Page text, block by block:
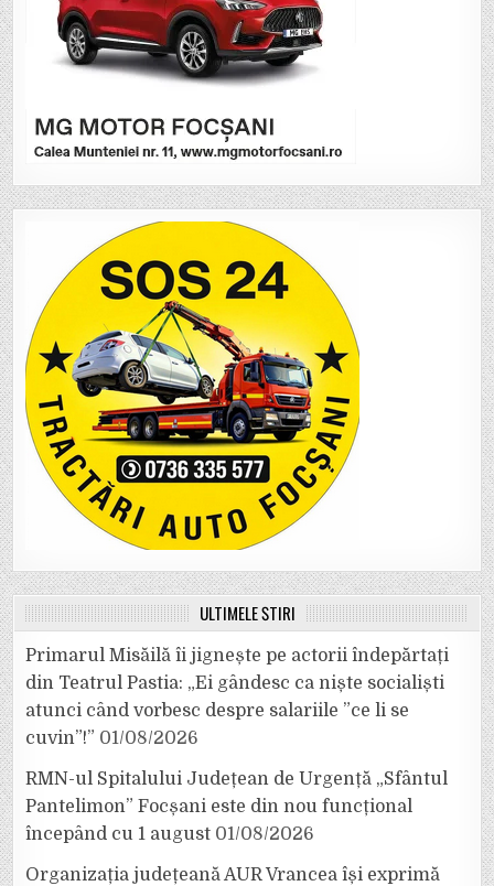
ULTIMELE ȘTIRI
Primarul Misăilă îi jignește pe actorii îndepărtați
din Teatrul Pastia: „Ei gândesc ca niște socialiști
atunci când vorbesc despre salariile ”ce li se
cuvin”!” 01/08/2026
RMN-ul Spitalului Județean de Urgență „Sfântul
Pantelimon” Focșani este din nou funcțional
începând cu 1 august 01/08/2026
Organizația județeană AUR Vrancea își exprimă